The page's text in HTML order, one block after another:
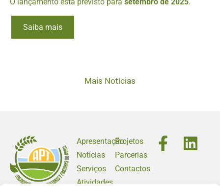
Saiba mais
Mais Notícias
Apresentação
Notícias
Serviços
Atividades
Projetos
Parcerias
Contactos